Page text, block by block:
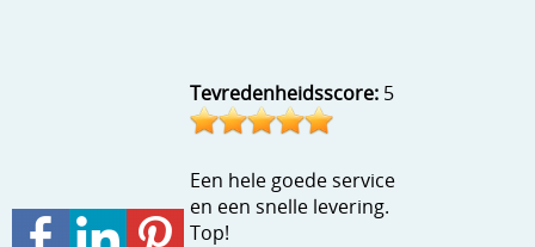
Wat nog, een creatief kijkjeTevredenheidsscore: 5
Een hele goede service
en een snelle levering.
Top!